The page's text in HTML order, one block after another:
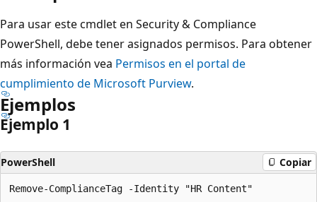
Para usar este cmdlet en Security & Compliance
PowerShell, debe tener asignados permisos. Para obtener
más información vea Permisos en el portal de
cumplimiento de Microsoft Purview.
Ejemplos
Ejemplo 1
PowerShell Copiar